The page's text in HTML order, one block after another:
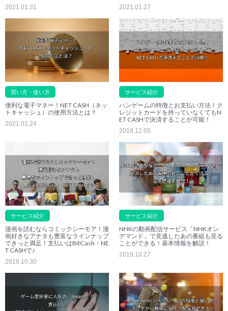
2021.01.31 2021.01.27
買い方・使い方
便利な電子マネー！NET CASH（ネッ
トキャッシュ）の使用方法とは？
2021.01.24
サービス紹介
ハンゲームの特徴とお支払い方法！ク
レジットカードを持っていなくてもN
ET CASHで決済することが可能！
2019.12.05
サービス紹介
漫画を読むならコミックシーモア！漫
画好きなアナタも豊富なラインナップ
できっと満足！支払いはBitCash・NE
T CASHで♪
2019.10.30
サービス紹介
NHKの動画配信サービス「NHKオン
デマンド」で見逃したあの番組も見る
ことができる！基本情報を解説！
2019.10.27